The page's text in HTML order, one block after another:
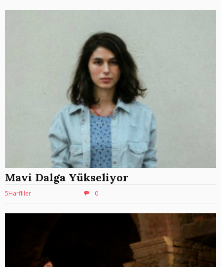
Mavi Dalga Yükseliyor
5Harfliler 0